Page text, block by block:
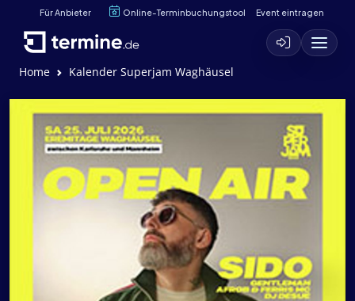
Für Anbieter Online-Terminbuchungstool Event eintragen
Home Kalender Superjam Waghäusel